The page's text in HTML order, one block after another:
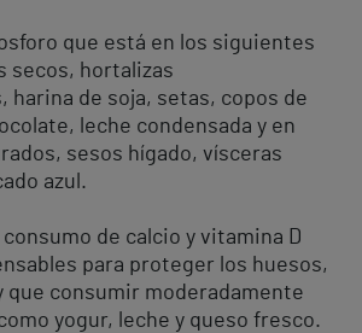
que está en los siguientes
secos, hortalizas
harina de soja, setas, copos de
leche condensada y en
sesos hígado, vísceras
azul.
de calcio y vitamina D
para proteger los huesos,
que consumir moderadamente
yogur, leche y queso fresco.